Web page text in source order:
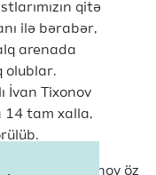
qitə
ilə bərabər,
arenada
olublar.
İvan Tixonov
14 tam xalla,
Nikita Simonov öz